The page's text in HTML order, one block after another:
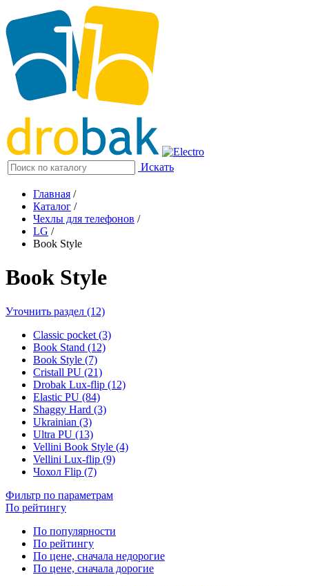
Искать
Главная /
Каталог /
Чехлы для телефонов /
LG /
Book Style
Book Style
Уточнить раздел (12)
Classic pocket (3)
Book Stand (12)
Book Style (7)
Cristall PU (21)
Drobak Lux-flip (12)
Elastic PU (84)
Shaggy Hard (3)
Ukrainian (3)
Ultra PU (13)
Vellini Book Style (4)
Vellini Lux-flip (9)
Чохол Flip (7)
Фильтр по параметрам
По рейтингу
По популярности
По рейтингу
По цене, сначала недорогие
По цене, сначала дорогие